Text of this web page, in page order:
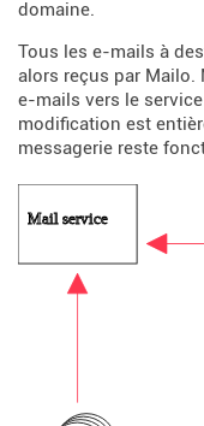
domaine.
Tous les e-mails à
alors reçus par Mailo.
e-mails vers le
modification est
messagerie reste